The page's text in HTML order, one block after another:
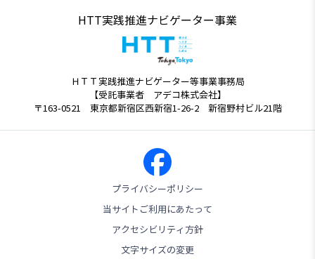
HTT実践推進ナビゲーター事業
ＨＴＴ実践推進ナビゲーター等事業事務局
【受託事業者 アデコ株式会社】
〒163-0521 東京都新宿区西新宿1-26-2 新宿野村ビル21階
プライバシーポリシー
当サイトご利用にあたって
アクセシビリティ方針
文字サイズの変更